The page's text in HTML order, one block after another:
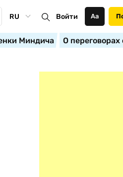
RU Войти Аа
Миндича О